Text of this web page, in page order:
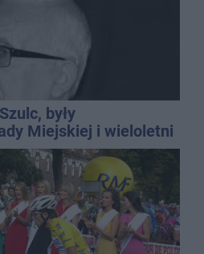
były
Miejskiej i wieloletni